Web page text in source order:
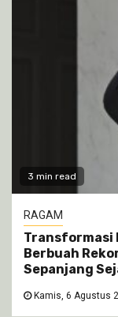
3 min read
RAGAM
Transformasi
Berbuah
Sepanjang
Kamis, 6 Agustus